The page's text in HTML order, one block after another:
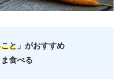
と 」がおすすめ
食べる